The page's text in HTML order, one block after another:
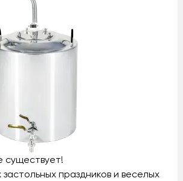
существует!
праздников и веселых